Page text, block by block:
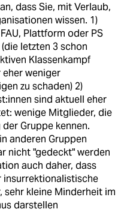
dass Sie, mit Verlaub,
wissen. 1)
Plattform oder PS
letzten 3 schon
Klassenkampf
weniger
zu schaden) 2)
sind aktuell eher
wenige Mitglieder, die
Gruppe kennen.
anderen Gruppen
nicht "gedeckt" werden
auch daher, dass
sehr kleine Minderheit im
darstellen